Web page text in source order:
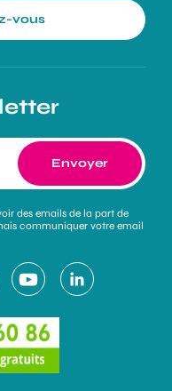
vous
des emails de la part de
communiquer votre email